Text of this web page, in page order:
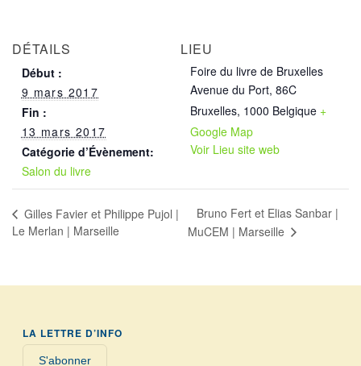
DÉTAILS
Début :
9 mars 2017
Fin :
13 mars 2017
Catégorie d’Évènement:
Salon du livre
LIEU
Foire du livre de Bruxelles
Avenue du Port, 86C
Bruxelles, 1000 Belgique +
Google Map
Voir Lieu site web
Gilles Favier et Philippe Pujol |
Le Merlan | Marseille
Bruno Fert et Elias Sanbar |
MuCEM | Marseille
LA LETTRE D’INFO
S'abonner